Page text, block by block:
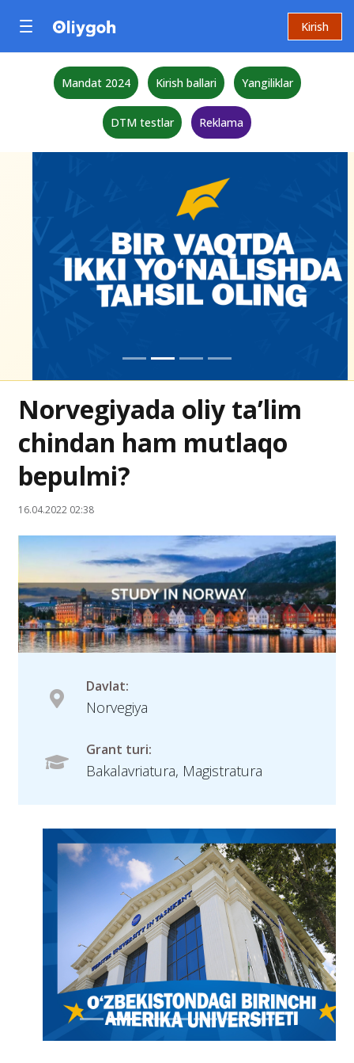
Kirish
Mandat 2024 Kirish ballari Yangiliklar
DTM testlar Reklama
Norvegiyada oliy ta’lim
chindan ham mutlaqo
bepulmi?
16.04.2022 02:38
Davlat:
Norvegiya
Grant turi:
Bakalavriatura, Magistratura